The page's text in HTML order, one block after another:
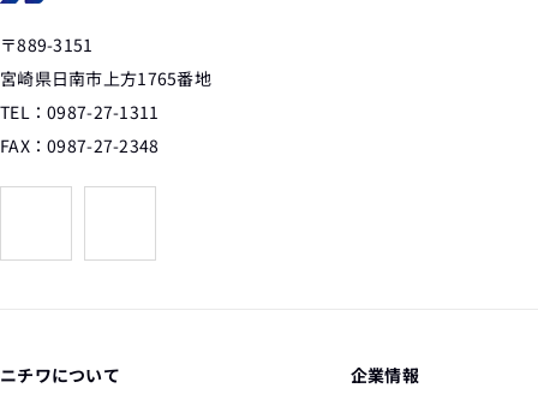
〒889-3151
宮崎県日南市上方1765番地
TEL：0987-27-1311
FAX：0987-27-2348
ニチワについて
企業情報